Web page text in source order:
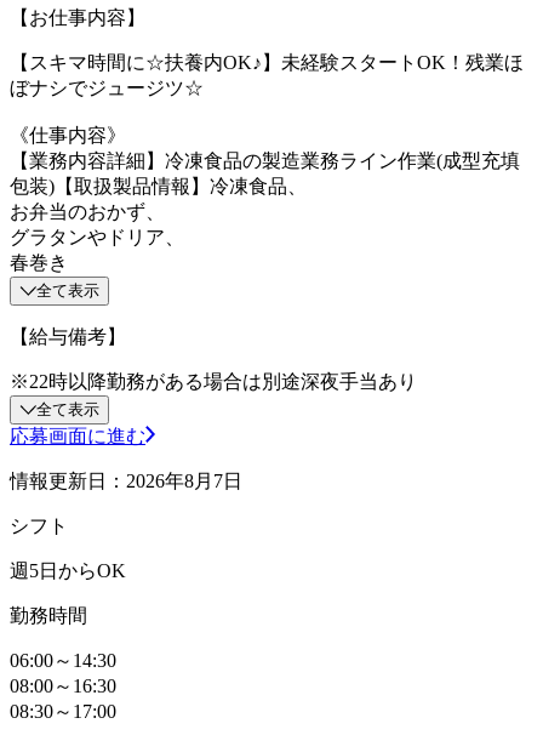
【お仕事内容】
【スキマ時間に☆扶養内OK♪】未経験スタートOK！残業ほ
ぼナシでジュージツ☆
《仕事内容》
【業務内容詳細】冷凍食品の製造業務ライン作業(成型充填
包装)【取扱製品情報】冷凍食品、
お弁当のおかず、
グラタンやドリア、
春巻き
全て表示
【給与備考】
※22時以降勤務がある場合は別途深夜手当あり
全て表示
応募画面に進む
情報更新日：2026年8月7日
シフト
週5日からOK
勤務時間
06:00～14:30
08:00～16:30
08:30～17:00